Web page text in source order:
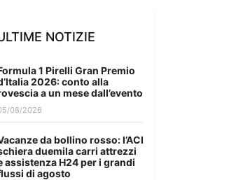
NOTIZIE
1 Pirelli Gran Premio
2026: conto alla
a un mese dall’evento
08/2026
da bollino rosso: l’ACI
duemila carri attrezzi
assistenza H24 per i grandi
di agosto